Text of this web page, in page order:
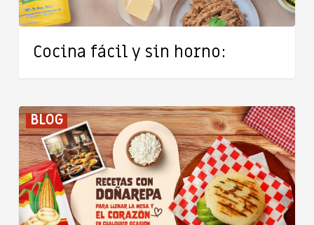
Cocina fácil y sin horno:
BLOG
Recetas
con
Doñarepa
para
llenar
la